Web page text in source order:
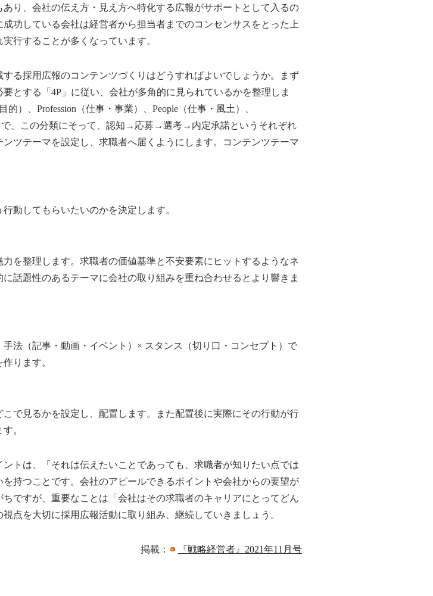
あり、会社の伝え方・見え方へ特化する広報がサポートとして入るの
功している会社は経営者から担当者までのコンセンサスをとった上
行することが多くなっています。
る採用広報のコンテンツづくりはどうすればよいでしょうか。まず
とする「4P」に従い、会社が多角的に見られているかを整理しま
的）、Profession（仕事・事業）、People（仕事・風土）、
で、この分類にそって、認知→応募→選考→内定承諾というそれぞれ
ツテーマを設定し、求職者へ届くようにします。コンテンツテーマ
動してもらいたいのかを決定します。
を整理します。求職者の価値基準と不安要素にヒットするようなネ
話題性のあるテーマに会社の取り組みを重ね合わせるとより響きま
法（記事・動画・イベント）× スタンス（切り口・コンセプト）で
ります。
で見るかを設定し、配置します。また配置後に実際にその行動が行
。
トは、「それは伝えたいことであっても、求職者が知りたい点では
持つことです。会社のアピールできるポイントや会社からの要望が
ですが、重要なことは「会社はその求職者のキャリアにとってどん
点を大切に採用広報活動に取り組み、継続していきましょう。
掲載： 『戦略経営者』2021年11月号